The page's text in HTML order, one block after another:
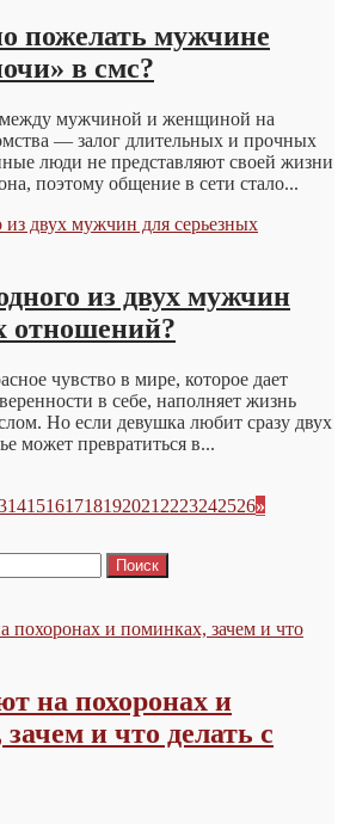
пожелать мужчине
в смс?
мужчиной и женщиной на
— залог длительных и прочных
люди не представляют своей жизни
поэтому общение в сети стало...
из двух мужчин
отношений?
чувство в мире, которое дает
в себе, наполняет жизнь
Но если девушка любит сразу двух
может превратиться в...
1415161718192021 2223242526»
на похоронах и
и что делать с